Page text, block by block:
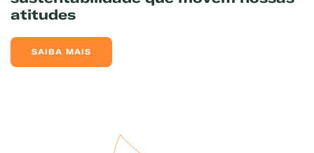
atitudes
SAIBA MAIS